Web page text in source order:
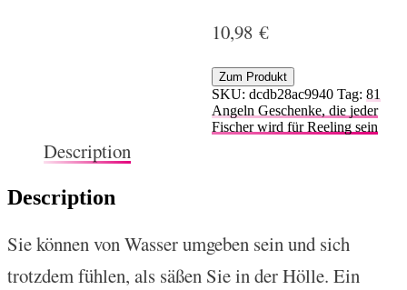
10,98 €
Zum Produkt
SKU: dcdb28ac9940 Tag: 81
Angeln Geschenke, die jeder
Fischer wird für Reeling sein
Description
Description
Sie können von Wasser umgeben sein und sich
trotzdem fühlen, als säßen Sie in der Hölle. Ein